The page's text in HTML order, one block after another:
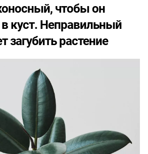
чтобы он
куст. Неправильный
загубить растение